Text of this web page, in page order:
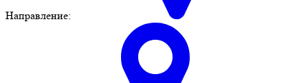
Направление: